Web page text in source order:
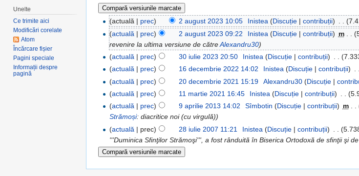
(actuală | prec) 2 august 2023 10:05 Inistea (Discuție| contribuții)
(actuală | prec) 2 august 2023 09:22 Inistea (Discuție| contribuții) m
revenire la ultima versiune de cătreAlexandru30)
(actuală | prec) 30 iulie 2023 20:50 Inistea (Discuție| contribuții)
(actuală | prec) 16 decembrie 2022 14:02 Inistea (Discuție| contribuții) . .
(actuală | prec) 20 decembrie 2021 15:19 Alexandru30 (Discuție|
(actuală | prec) 11 martie 2021 16:45 Inistea (Discuție| contribuții)
(actuală | prec) 9 aprilie 2013 14:02 Sîmbotin (Discuție| contribuții) m . .
Strămoși: diacritice noi (cu virgulă))
(actuală | prec) 28 iulie 2007 11:21 Inistea (Discuție| contribuții)
'''Duminica Sfinţilor Strămoşi''', a fost rânduită în Biserica Ortodoxă de sfinţii şi
Unelte
Ce trimite aici
Modificări corelate
Atom
Încărcare fișier
Pagini speciale
Informații despre
pagină